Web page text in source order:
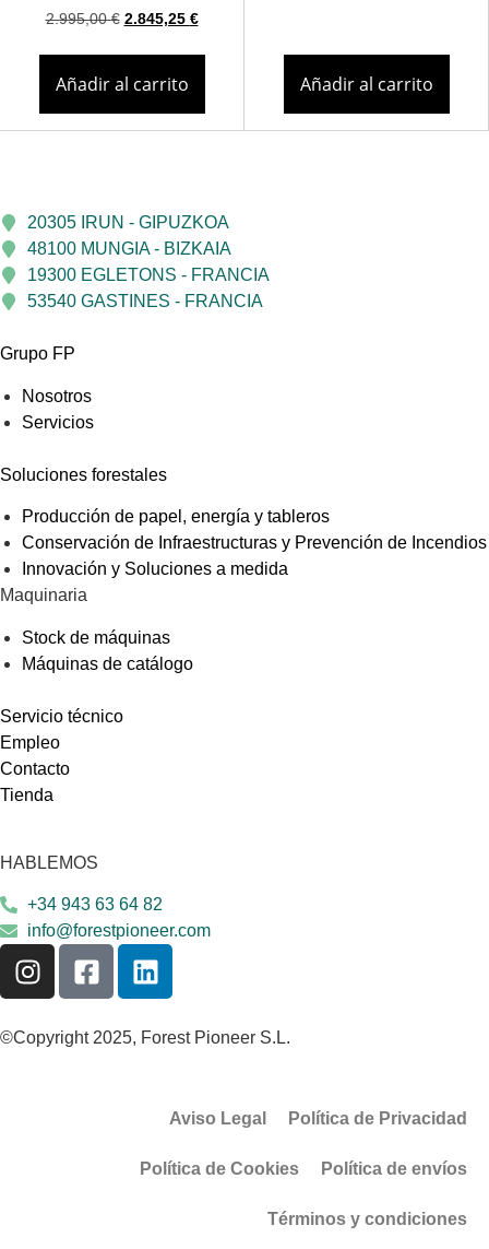
2.995,00€ 2.845,25 €
Añadir al carrito Añadir al carrito
20305 IRUN - GIPUZKOA
48100 MUNGIA - BIZKAIA
19300 EGLETONS - FRANCIA
53540 GASTINES - FRANCIA
Grupo FP
Nosotros
Servicios
Soluciones forestales
Producción de papel, energía y tableros
Conservación de Infraestructuras y Prevención de Incendios
Innovación y Soluciones a medida
Maquinaria
Stock de máquinas
Máquinas de catálogo
Servicio técnico
Empleo
Contacto
Tienda
HABLEMOS
+34 943 63 64 82
info@forestpioneer.com
©Copyright 2025, Forest Pioneer S.L.
Aviso Legal Política de Privacidad
Política de Cookies Política de envíos
Términos y condiciones